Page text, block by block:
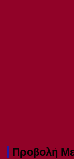
Προβολή